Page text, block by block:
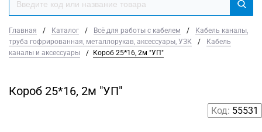
Главная / Каталог / Всё для работы с кабелем /
Кабель каналы,
труба гофрированная, металлорукав, аксессуары, УЗК
/
Кабель
каналы и аксессуары
/ Короб 25*16, 2м "УП"
Короб 25*16, 2м "УП"
Код: 55531